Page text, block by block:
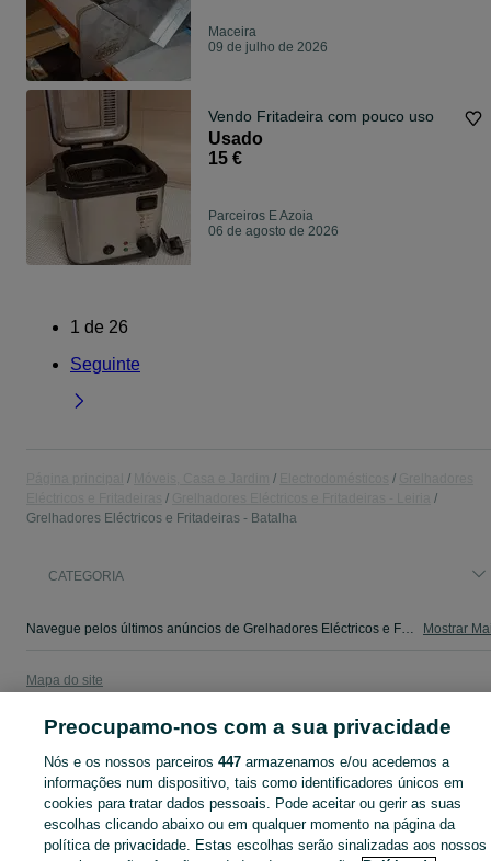
Maceira
09 de julho de 2026
Vendo Fritadeira com pouco uso
Usado
15 €
Parceiros E Azoia
06 de agosto de 2026
1 de 26
Seguinte
Grelhadores Eléctricos e Fritadeiras - Batalha
CATEGORIA
Navegue pelos últimos anúncios de Grelhadores Eléctricos e Fritadeiras em Batalha no OLX Portugal. Compre e venda produtos locais com facilidade e segurança. Mostrar
Mapa do site
Mapa de mini-sites
Pesquisas populares
Preocupamo-nos com a sua privacidade
Nós e os nossos parceiros447 armazenamos e/ou acedemos a
informações num dispositivo, tais como identificadores únicos em
cookies para tratar dados pessoais. Pode aceitar ou gerir as suas
escolhas clicando abaixo ou em qualquer momento na página da
política de privacidade. Estas escolhas serão sinalizadas aos nossos